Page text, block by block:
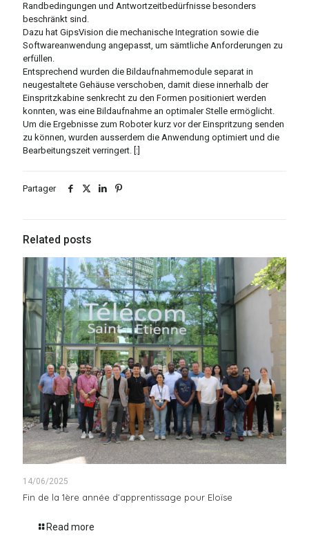
Randbedingungen und Antwortzeitbedürfnisse besonders
beschränkt sind.
Dazu hat GipsVision die mechanische Integration sowie die
Softwareanwendung angepasst, um sämtliche Anforderungen zu
erfüllen.
Entsprechend wurden die Bildaufnahmemodule separat in
neugestaltete Gehäuse verschoben, damit diese innerhalb der
Einspritzkabine senkrecht zu den Formen positioniert werden
konnten, was eine Bildaufnahme an optimaler Stelle ermöglicht.
Um die Ergebnisse zum Roboter kurz vor der Einspritzung senden
zu können, wurden ausserdem die Anwendung optimiert und die
Bearbeitungszeit verringert. [:]
Partager
Related posts
14/06/2025
Fin de la 1ère année d’apprentissage pour Eloïse
Read more